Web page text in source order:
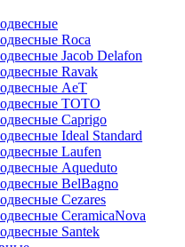
Roca
Jacob Delafon
Ravak
AeT
TOTO
Caprigo
Ideal Standard
Laufen
Aqueduto
BelBagno
Cezares
CeramicaNova
Santek